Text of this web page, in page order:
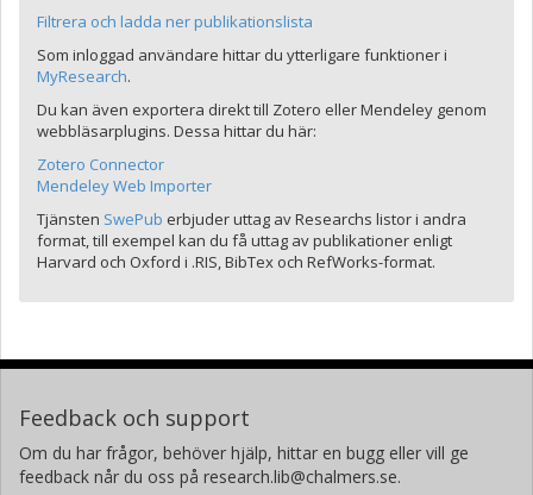
Filtrera och ladda ner publikationslista
Som inloggad användare hittar du ytterligare funktioner i
MyResearch.
Du kan även exportera direkt till Zotero eller Mendeley genom
webbläsarplugins. Dessa hittar du här:
Zotero Connector
Mendeley Web Importer
Tjänsten SwePub erbjuder uttag av Researchs listor i andra
format, till exempel kan du få uttag av publikationer enligt
Harvard och Oxford i .RIS, BibTex och RefWorks-format.
Feedback och support
Om du har frågor, behöver hjälp, hittar en bugg eller vill ge
feedback når du oss på research.lib@chalmers.se.